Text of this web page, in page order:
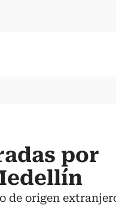
por
de origen